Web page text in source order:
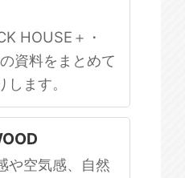
HOUSE＋・
資料をまとめて
します。
や空気感、自然